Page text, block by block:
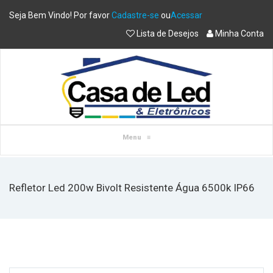
Seja Bem Vindo! Por favorCadastre-se ouAcessar
Lista de Desejos
Minha Conta
Menu ≡
Refletor Led 200w Bivolt Resistente Água 6500k IP66